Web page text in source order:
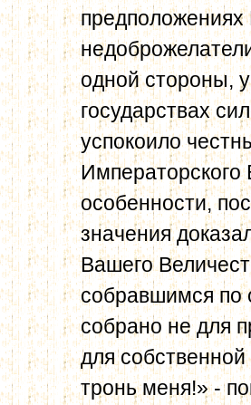
одной стороны,
государствах
успокоило
Императорского
особенности,
значения
Вашего
собравшимся по
собрано не для
для
тронь меня!» -